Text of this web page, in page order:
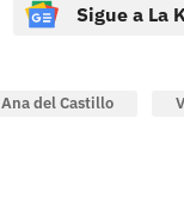
Sigue a La
Ana del Castillo